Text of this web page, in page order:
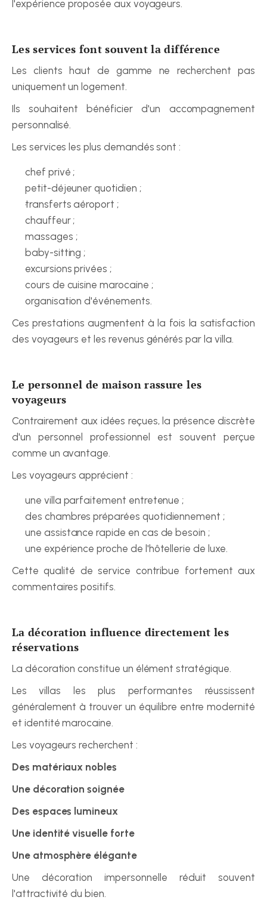
l'expérience proposée aux voyageurs.
Les services font souvent la différence
Les clients haut de gamme ne recherchent pas
uniquement un logement.
Ils souhaitent bénéficier d'un accompagnement
personnalisé.
Les services les plus demandés sont :
chef privé ;
petit-déjeuner quotidien ;
transferts aéroport ;
chauffeur ;
massages ;
baby-sitting ;
excursions privées ;
cours de cuisine marocaine ;
organisation d'événements.
Ces prestations augmentent à la fois la satisfaction
des voyageurs et les revenus générés par la villa.
Le personnel de maison rassure les
voyageurs
Contrairement aux idées reçues, la présence discrète
d'un personnel professionnel est souvent perçue
comme un avantage.
Les voyageurs apprécient :
une villa parfaitement entretenue ;
des chambres préparées quotidiennement ;
une assistance rapide en cas de besoin ;
une expérience proche de l'hôtellerie de luxe.
Cette qualité de service contribue fortement aux
commentaires positifs.
La décoration influence directement les
réservations
La décoration constitue un élément stratégique.
Les villas les plus performantes réussissent
généralement à trouver un équilibre entre modernité
et identité marocaine.
Les voyageurs recherchent :
Des matériaux nobles
Une décoration soignée
Des espaces lumineux
Une identité visuelle forte
Une atmosphère élégante
Une décoration impersonnelle réduit souvent
l'attractivité du bien.